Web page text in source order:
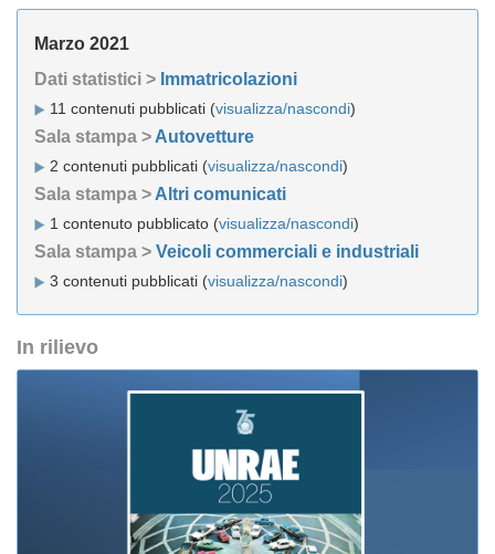
Marzo 2021
Dati statistici > Immatricolazioni
11 contenuti pubblicati (visualizza/nascondi)
Sala stampa > Autovetture
2 contenuti pubblicati (visualizza/nascondi)
Sala stampa > Altri comunicati
1 contenuto pubblicato (visualizza/nascondi)
Sala stampa > Veicoli commerciali e industriali
3 contenuti pubblicati (visualizza/nascondi)
In rilievo